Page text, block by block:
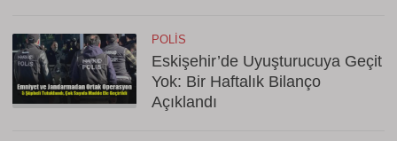
POLIS
Eskişehir’de Uyuşturucuya Geçit
Yok: Bir Haftalık Bilanço
Açıklandı